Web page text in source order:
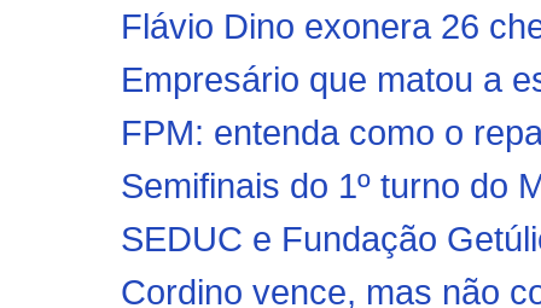
Flávio Dino exonera 26
Empresário que matou a
FPM: entenda como o
Semifinais do 1º turno do
SEDUC e Fundação
Cordino vence, mas não